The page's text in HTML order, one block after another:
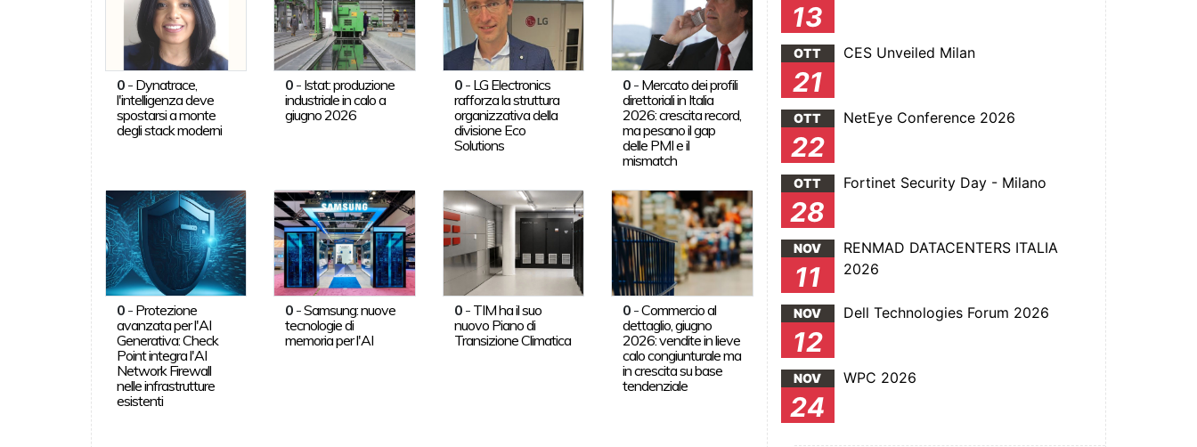
0- Dynatrace,
l'intelligenza deve
spostarsi a monte
degli stack moderni
0 - Istat: produzione
industriale in calo a
giugno 2026
0- LG Electronics
rafforza la struttura
organizzativa della
divisione Eco
Solutions
0 - Mercato dei profili
direttoriali in Italia
2026: crescita record,
ma pesano il gap
delle PMI e il
mismatch
0- Protezione
avanzata per l'AI
Generativa: Check
Point integra l'AI
Network Firewall
nelle infrastrutture
esistenti
0 -Samsung: nuove
tecnologie di
memoria per l'AI
0- TIM ha il suo
nuovo Piano di
Transizione Climatica
0 -Commercio al
dettaglio, giugno
2026: vendite in lieve
calo congiunturale ma
in crescita su base
tendenziale
13
OTT
21
CES Unveiled Milan
OTT
22
NetEye Conference 2026
OTT
28
Fortinet Security Day - Milano
NOV
11
RENMAD DATACENTERS ITALIA
2026
NOV
12
Dell Technologies Forum 2026
NOV
24
WPC 2026